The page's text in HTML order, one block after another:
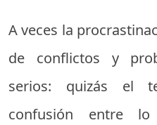
A veces la
de conflictos y
serios: quizás el
confusión entre